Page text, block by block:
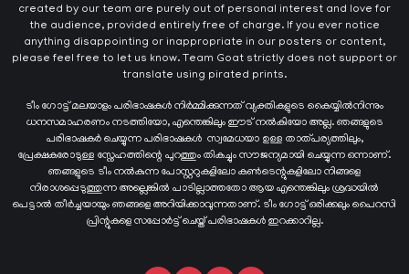
created by our team are purely out of personal interest and love for
the audience, provided entirely free of charge. If you ever notice
anything disappointing or inappropriate in our posters or content,
please feel free to let us know. Team Goat strictly does not support or
translate using pirated prints.
ടീം ഗോട്ട് മലയാളം പരിഭാഷകൾ നിർമ്മിക്കുന്നത് വ്യക്തികളുടെ കൈയ്യില്‍നിന്നും
ധനസമാഹരണം നടത്തിയോ, എന്തെങ്കിലും ഈട് നൽകിയോ അല്ല. ഞങ്ങളുടെ
പരിഭാഷകർ ചെയ്യുന്ന പരിഭാഷകള്‍ സ്വമേധയാ ഉള്ള താത്പര്യത്തിലും,
പ്രേക്ഷകരോടുള്ള സ്നേഹത്തിന്റെ പുറത്തും തികച്ചും സൗജന്യമായി ചെയ്യുന്ന ഒന്നാണ്.
ഞങ്ങളുടെ ടീം നൽകുന്ന പോസ്റ്ററുകളിലോ കൺടെന്റുകളിലോ നിങ്ങളെ
നിരാശപ്പെടുത്തുന്ന അല്ലെങ്കിൽ പാടില്ലാത്തതോ ആയ എന്തെങ്കിലും ശ്രദ്ധയിൽ
പെട്ടാൽ തീർച്ചയായും ഞങ്ങളെ അറിയിക്കാവുന്നതാണ്. ടീം ഗോട്ട് ഒരിക്കലും പൈറസി
പ്രിന്റുകളെ സപ്പോർട്ട് ചെയ്ത് പരിഭാഷകൾ ഇറക്കാറില്ല.